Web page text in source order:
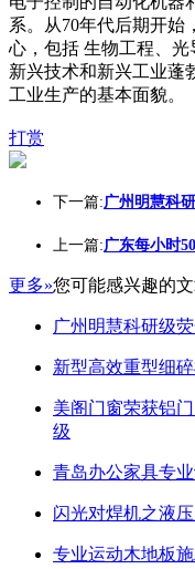
系。从70年代后期开始
心，包括 生物工程、光
新兴技术和新兴工业蓬
工业生产的基本面貌。
打赏
下一篇:广州明慧科
上一篇:广东每小时
更多»您可能感兴趣的
广州明慧科研级
新型高效重型细
美阁门窗荣获铝
级
青岛办公家具专
闪光对焊机之液
专业运动木地板